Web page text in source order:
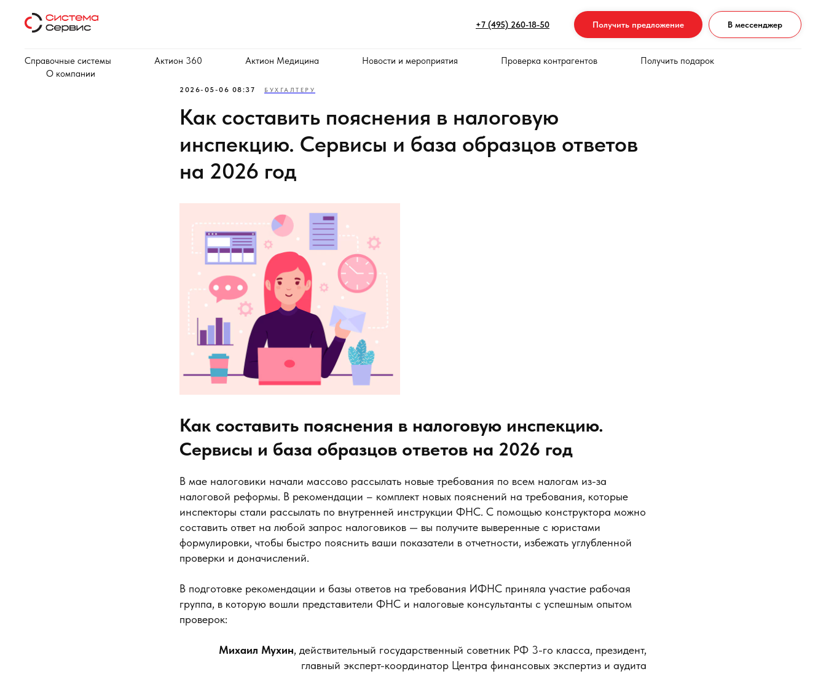
+7 (495) 260-18-50 Получить предложение В мессенджер
Справочные системы Актион 360 Актион Медицина Новости и мероприятия Проверка контрагентов
Получить подарок
О компании
2026-05-06 08:37 БУХГАЛТЕРУ
Как составить пояснения в налоговую
инспекцию. Сервисы и база образцов ответов
на 2026 год
Как составить пояснения в налоговую инспекцию.
Сервисы и база образцов ответов на 2026 год
В мае налоговики начали массово рассылать новые требования по всем налогам из-за
налоговой реформы. В рекомендации – комплект новых пояснений на требования, которые
инспекторы стали рассылать по внутренней инструкции ФНС. С помощью конструктора можно
составить ответ на любой запрос налоговиков — вы получите выверенные с юристами
формулировки, чтобы быстро пояснить ваши показатели в отчетности, избежать углубленной
проверки и доначислений.
В подготовке рекомендации и базы ответов на требования ИФНС приняла участие рабочая
группа, в которую вошли представители ФНС и налоговые консультанты с успешным опытом
проверок:
Михаил Мухин, действительный государственный советник РФ 3-го класса, президент,
главный эксперт-координатор Центра финансовых экспертиз и аудита